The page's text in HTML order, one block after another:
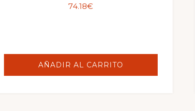
74.18€
AÑADIR AL CARRITO